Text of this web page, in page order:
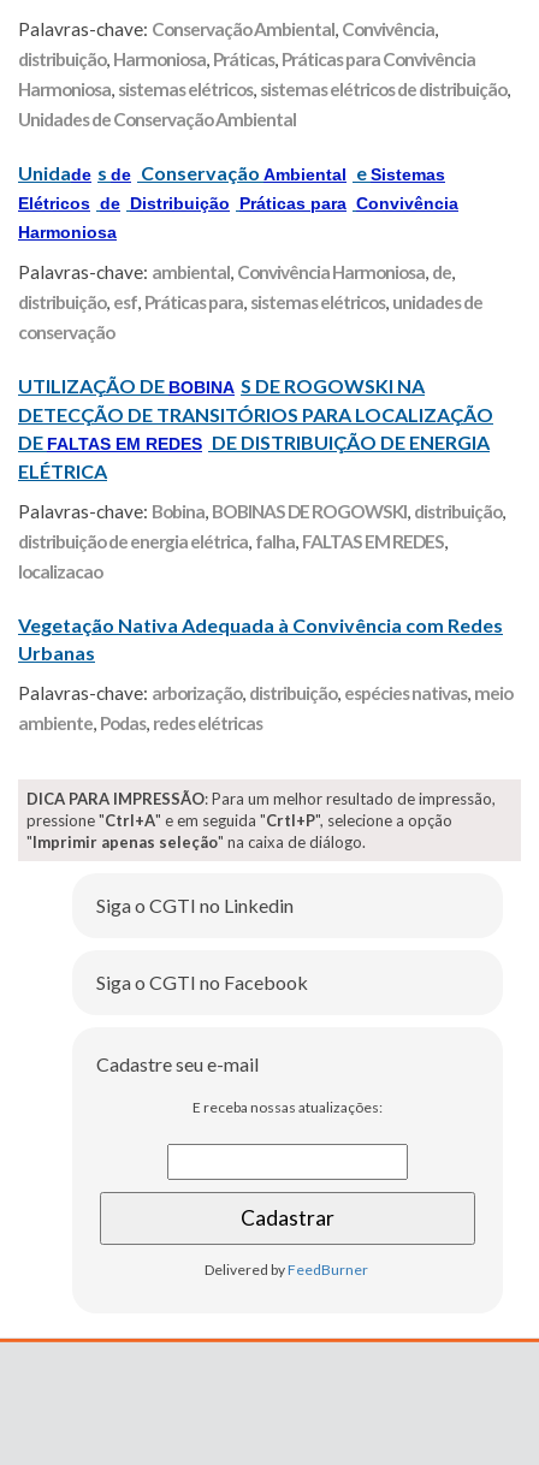
Palavras-chave: Conservação Ambiental, Convivência,
distribuição, Harmoniosa, Práticas, Práticas para Convivência
Harmoniosa, sistemas elétricos, sistemas elétricos de distribuição,
Unidades de Conservação Ambiental
Unidade s de Conservação Ambiental eSistemas
Elétricos de Distribuição Práticas para Convivência
Harmoniosa
Palavras-chave: ambiental, Convivência Harmoniosa, de,
distribuição, esf, Práticas para, sistemas elétricos, unidades de
conservação
UTILIZAÇÃO DE BOBINA S DE ROGOWSKI NA
DETECÇÃO DE TRANSITÓRIOS PARA LOCALIZAÇÃO
DE FALTAS EM REDES DE DISTRIBUIÇÃO DE ENERGIA
ELÉTRICA
Palavras-chave: Bobina, BOBINAS DE ROGOWSKI, distribuição,
distribuição de energia elétrica, falha, FALTAS EM REDES,
localizacao
Vegetação Nativa Adequada à Convivência com Redes
Urbanas
Palavras-chave: arborização, distribuição, espécies nativas, meio
ambiente, Podas, redes elétricas
DICA PARA IMPRESSÃO: Para um melhor resultado de impressão,
pressione "Ctrl+A" e em seguida "Crtl+P", selecione a opção
"Imprimir apenas seleção" na caixa de diálogo.
Siga o CGTI no Linkedin
Siga o CGTI no Facebook
Cadastre seu e-mail
E receba nossas atualizações:
Delivered byFeedBurner